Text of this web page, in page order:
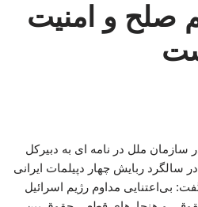
صلح و امنیت
سازمان ملل در نامه ای به دبیرکل
سالگرد ربایش چهار دپیلمات ایرانی
بی‌اعتنایی مداوم رژیم اسرائیل